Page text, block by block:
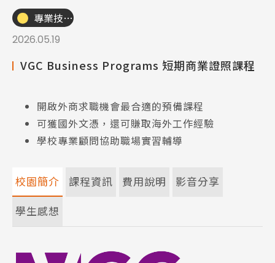
專業技職｜海外工讀
2026.05.19
VGC Business Programs 短期商業證照課程
開啟外商求職機會最合適的預備課程
可獲國外文憑，還可賺取海外工作經驗
學校專業顧問協助職場實習輔導
校園簡介 課程資訊 費用說明
影音分享
學生感想